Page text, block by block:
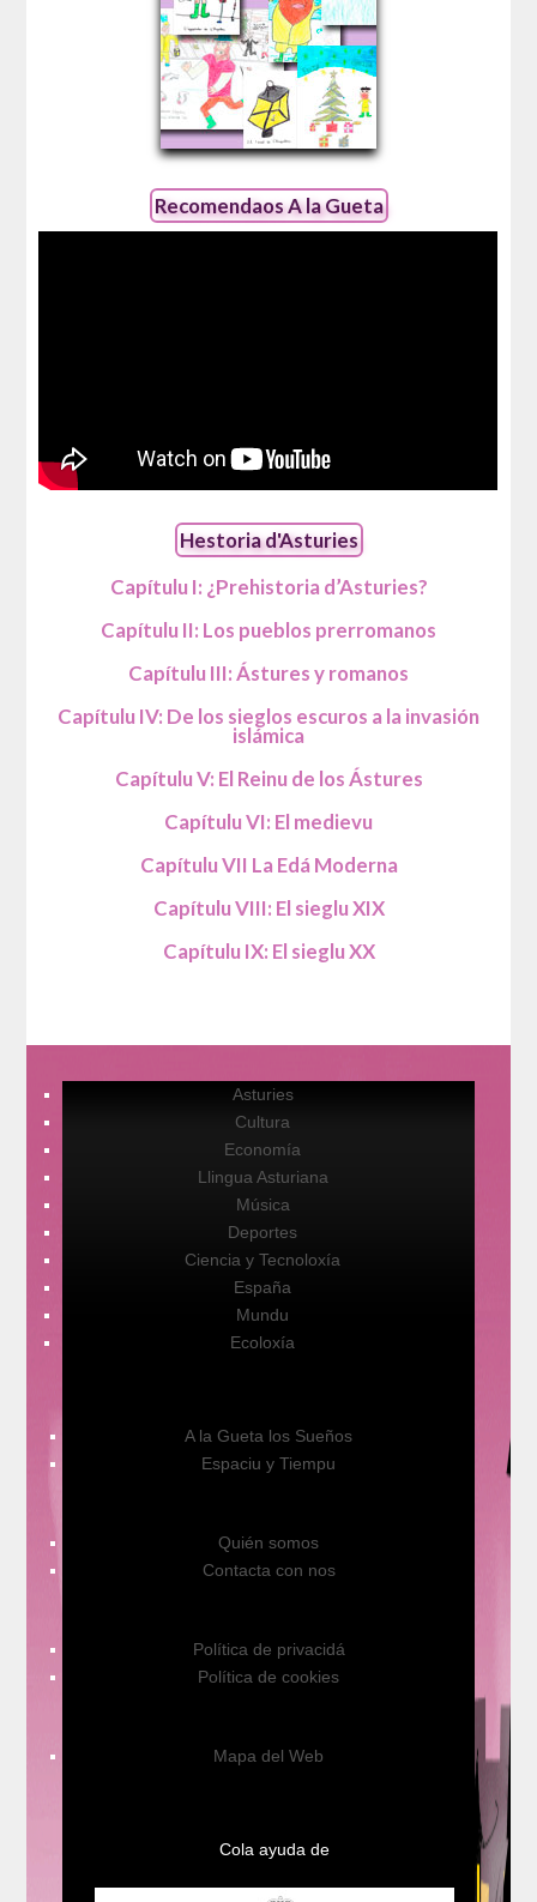
Recomendaos A la Gueta
Hestoria d'Asturies
Capítulu I: ¿Prehistoria d’Asturies?
Capítulu II: Los pueblos prerromanos
Capítulu III: Ástures y romanos
Capítulu IV: De los sieglos escuros a la invasión
islámica
Capítulu V: El Reinu de los Ástures
Capítulu VI: El medievu
Capítulu VII La Edá Moderna
Capítulu VIII: El sieglu XIX
Capítulu IX: El sieglu XX
Asturies
Cultura
Economía
Llingua Asturiana
Música
Deportes
Ciencia y Tecnoloxía
España
Mundu
Ecoloxía
A la Gueta los Sueños
Espaciu y Tiempu
Quién somos
Contacta con nos
Política de privacidá
Política de cookies
Mapa del Web
Cola ayuda de